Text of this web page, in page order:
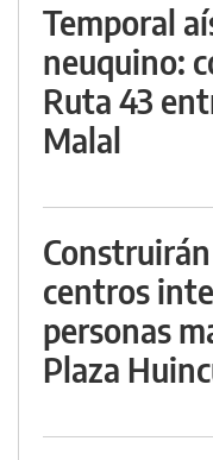
Temporal
neuquino:
Ruta 43
Malal
centros
personas
Plaza